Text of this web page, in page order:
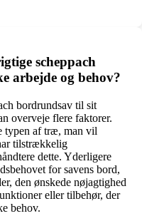
scheppach
arbejde og behov?
bordrundsav til sit
overveje flere faktorer.
typen af træ, man vil
tilstrækkelig
dette. Yderligere
for savens bord,
den ønskede nøjagtighed
eller tilbehør, der
behov.